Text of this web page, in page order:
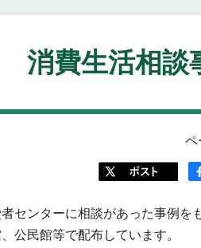
消費生活相談
ペ
センターに相談があった事例を
公民館等で配布しています。